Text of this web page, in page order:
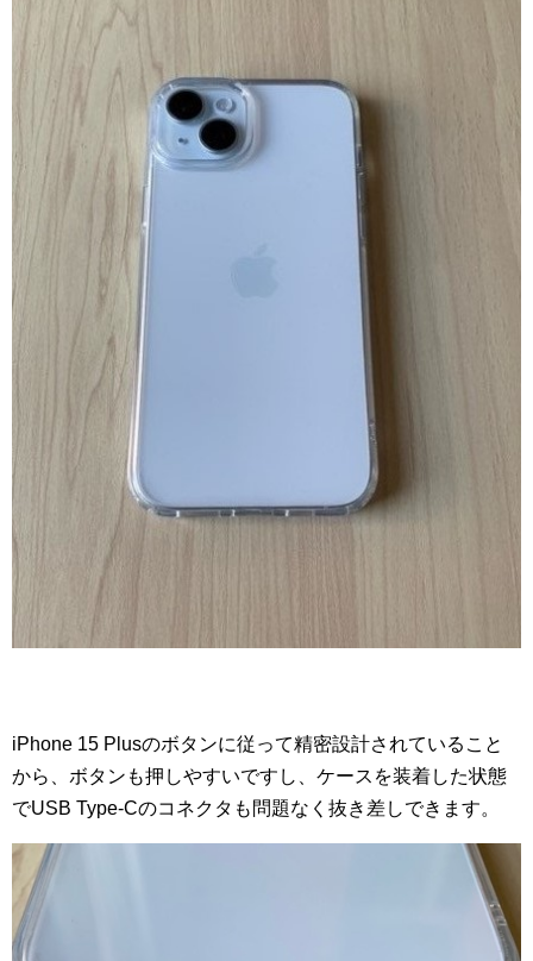
iPhone 15 Plusのボタンに従って精密設計されていること
から、ボタンも押しやすいですし、ケースを装着した状態
でUSB Type-Cのコネクタも問題なく抜き差しできます。